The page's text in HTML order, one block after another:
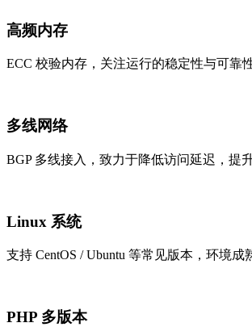
高频内存
ECC 校验内存，关注运行的稳定性与可靠性
多线网络
BGP 多线接入，致力于降低访问延迟，提
Linux 系统
支持 CentOS / Ubuntu 等常见版本，环境成
PHP 多版本